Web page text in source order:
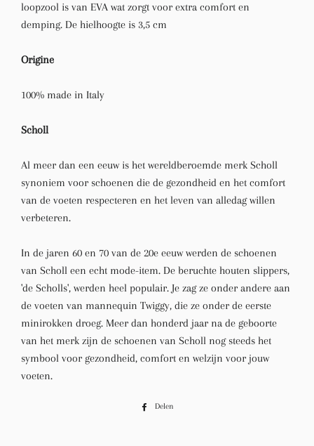
loopzool is van EVA wat zorgt voor extra comfort en
demping. De hielhoogte is 3,5 cm
Origine
100% made in Italy
Scholl
Al meer dan een eeuw is het wereldberoemde merk Scholl
synoniem voor schoenen die de gezondheid en het comfort
van de voeten respecteren en het leven van alledag willen
verbeteren.
In de jaren 60 en 70 van de 20e eeuw werden de schoenen
van Scholl een echt mode-item. De beruchte houten slippers,
'de Scholls', werden heel populair. Je zag ze onder andere aan
de voeten van mannequin Twiggy, die ze onder de eerste
minirokken droeg. Meer dan honderd jaar na de geboorte
van het merk zijn de schoenen van Scholl nog steeds het
symbool voor gezondheid, comfort en welzijn voor jouw
voeten.
Delen